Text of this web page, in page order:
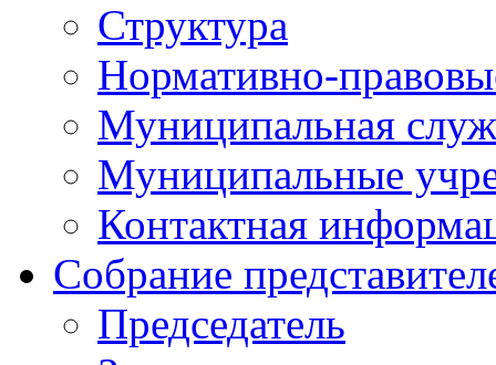
Структура
Нормативно-
Муниципальная
Муниципальные
Контактная
Собрание
Председатель